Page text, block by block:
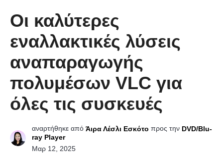
Οι καλύτερες
εναλλακτικές λύσεις
αναπαραγωγής
πολυμέσων VLC για
όλες τις συσκευές
αναρτήθηκε από Άιρα Λέσλι Εσκότο προς την DVD/Blu-
ray Player
Μαρ 12, 2025